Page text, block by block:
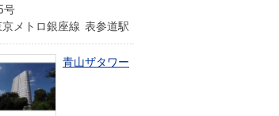
号
京メトロ銀座線 表参道駅
青山ザタワー